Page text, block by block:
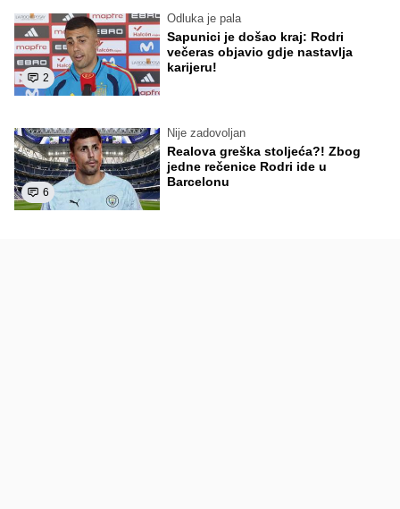
2
Odluka je pala
Sapunici je došao kraj: Rodri
večeras objavio gdje nastavlja
karijeru!
6
Nije zadovoljan
Realova greška stoljeća?! Zbog
jedne rečenice Rodri ide u
Barcelonu